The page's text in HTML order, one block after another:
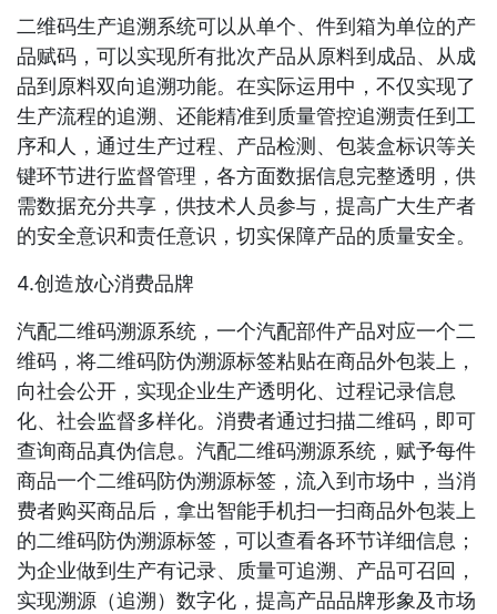
二维码生产追溯系统可以从单个、件到箱为单位的产
品赋码，可以实现所有批次产品从原料到成品、从成
品到原料双向追溯功能。在实际运用中，不仅实现了
生产流程的追溯、还能精准到质量管控追溯责任到工
序和人，通过生产过程、产品检测、包装盒标识等关
键环节进行监督管理，各方面数据信息完整透明，供
需数据充分共享，供技术人员参与，提高广大生产者
的安全意识和责任意识，切实保障产品的质量安全。
4.创造放心消费品牌
汽配二维码溯源系统，一个汽配部件产品对应一个二
维码，将二维码防伪溯源标签粘贴在商品外包装上，
向社会公开，实现企业生产透明化、过程记录信息
化、社会监督多样化。消费者通过扫描二维码，即可
查询商品真伪信息。汽配二维码溯源系统，赋予每件
商品一个二维码防伪溯源标签，流入到市场中，当消
费者购买商品后，拿出智能手机扫一扫商品外包装上
的二维码防伪溯源标签，可以查看各环节详细信息；
为企业做到生产有记录、质量可追溯、产品可召回，
实现溯源（追溯）数字化，提高产品品牌形象及市场